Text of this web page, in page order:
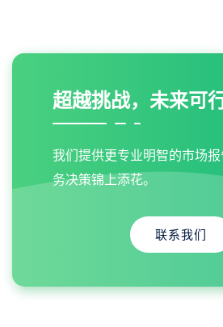
超越挑战，未来可
我们提供更专业明智的市场
务决策锦上添花。
联系我们